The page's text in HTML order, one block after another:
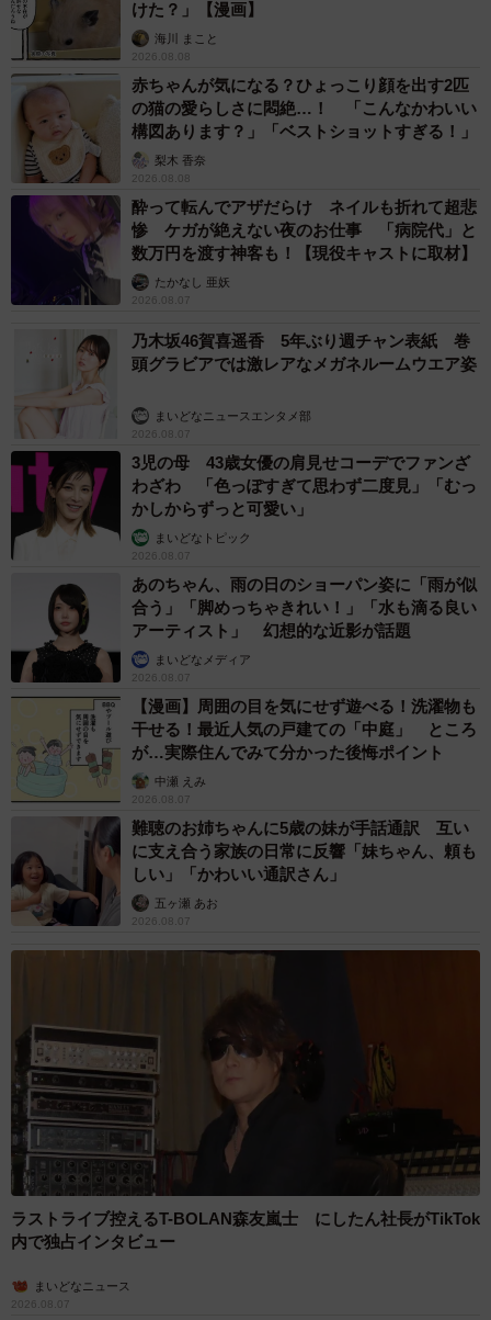
けた？」【漫画】
海川 まこと
2026.08.08
赤ちゃんが気になる？ひょっこり顔を出す2匹
の猫の愛らしさに悶絶…！ 「こんなかわいい
構図あります？」「ベストショットすぎる！」
梨木 香奈
2026.08.08
酔って転んでアザだらけ ネイルも折れて超悲
惨 ケガが絶えない夜のお仕事 「病院代」と
数万円を渡す神客も！【現役キャストに取材】
たかなし 亜妖
2026.08.07
乃木坂46賀喜遥香 5年ぶり週チャン表紙 巻
頭グラビアでは激レアなメガネルームウエア姿
まいどなニュースエンタメ部
2026.08.07
3児の母 43歳女優の肩見せコーデでファンざ
わざわ 「色っぽすぎて思わず二度見」「むっ
かしからずっと可愛い」
まいどなトピック
2026.08.07
あのちゃん、雨の日のショーパン姿に「雨が似
合う」「脚めっちゃきれい！」「水も滴る良い
アーティスト」 幻想的な近影が話題
まいどなメディア
2026.08.07
【漫画】周囲の目を気にせず遊べる！洗濯物も
干せる！最近人気の戸建ての「中庭」 ところ
が…実際住んでみて分かった後悔ポイント
中瀬 えみ
2026.08.07
難聴のお姉ちゃんに5歳の妹が手話通訳 互い
に支え合う家族の日常に反響「妹ちゃん、頼も
しい」「かわいい通訳さん」
五ヶ瀬 あお
2026.08.07
ラストライブ控えるT-BOLAN森友嵐士 にしたん社長がTikTok
内で独占インタビュー
まいどなニュース
2026.08.07